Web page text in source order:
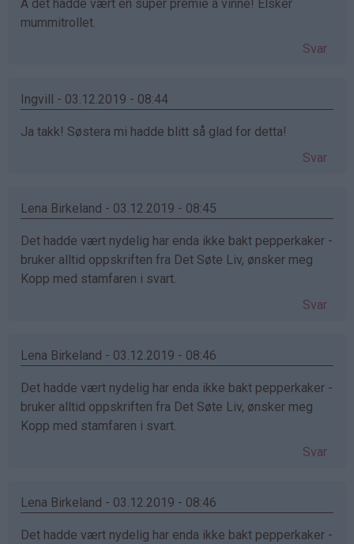
Å det hadde vært en super premie å vinne! Elsker
mummitrollet.
Svar
Ingvill - 03.12.2019 - 08:44
Ja takk! Søstera mi hadde blitt så glad for detta!
Svar
Lena Birkeland - 03.12.2019 - 08:45
Det hadde vært nydelig har enda ikke bakt pepperkaker -
bruker alltid oppskriften fra Det Søte Liv, ønsker meg
Kopp med stamfaren i svart.
Svar
Lena Birkeland - 03.12.2019 - 08:46
Det hadde vært nydelig har enda ikke bakt pepperkaker -
bruker alltid oppskriften fra Det Søte Liv, ønsker meg
Kopp med stamfaren i svart.
Svar
Lena Birkeland - 03.12.2019 - 08:46
Det hadde vært nydelig har enda ikke bakt pepperkaker -